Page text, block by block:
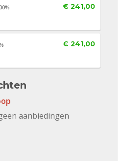
€ 241,00
€ 241,00
aanbiedingen